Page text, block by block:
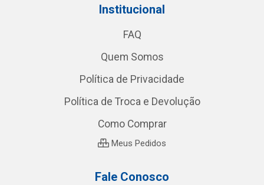
Institucional
FAQ
Quem Somos
Política de Privacidade
Política de Troca e Devolução
Como Comprar
Meus Pedidos
Fale Conosco